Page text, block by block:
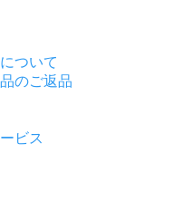
ついて
のご返品
ビス